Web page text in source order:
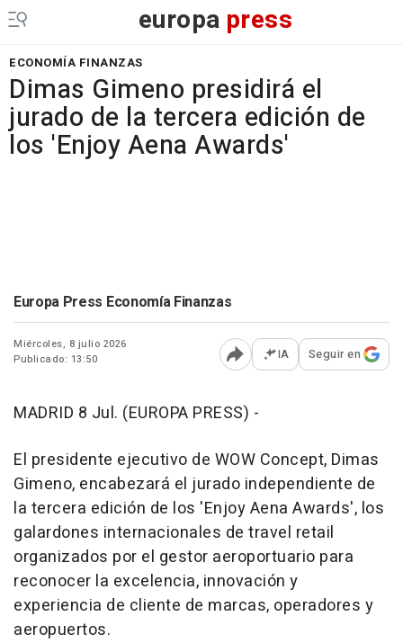
europa press
ECONOMÍA FINANZAS
Dimas Gimeno presidirá el
jurado de la tercera edición de
los 'Enjoy Aena Awards'
Europa Press Economía Finanzas
Miércoles, 8 julio 2026
Publicado: 13:50
Abrir opciones para
IA Seguir en
MADRID 8 Jul. (EUROPA PRESS) -
El presidente ejecutivo de WOW Concept, Dimas
Gimeno, encabezará el jurado independiente de
la tercera edición de los 'Enjoy Aena Awards', los
galardones internacionales de travel retail
organizados por el gestor aeroportuario para
reconocer la excelencia, innovación y
experiencia de cliente de marcas, operadores y
aeropuertos.